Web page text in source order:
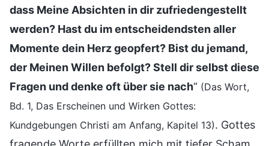
dass Meine Absichten in dir zufriedengestellt
werden? Hast du im entscheidendsten aller
Momente dein Herz geopfert? Bist du jemand,
der Meinen Willen befolgt? Stell dir selbst diese
Fragen und denke oft über sie nach“ (Das Wort,
Bd. 1, Das Erscheinen und Wirken Gottes:
Kundgebungen Christi am Anfang, Kapitel 13). Gottes